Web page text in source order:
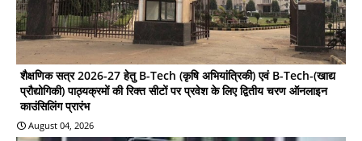
शैक्षणिक सत्र 2026-27 हेतु B-Tech (कृषि अभियांत्रिकी) एवं B-Tech-(खाद्य
प्रौद्योगिकी) पाठ्यक्रमों की रिक्त सीटों पर प्रवेश के लिए द्वितीय चरण ऑनलाइन
काउंसिलिंग प्रारंभ
August 04, 2026